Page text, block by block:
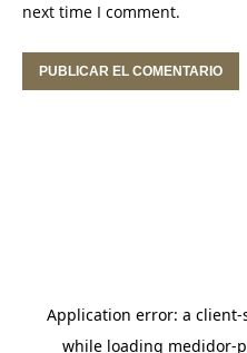
next time I comment.